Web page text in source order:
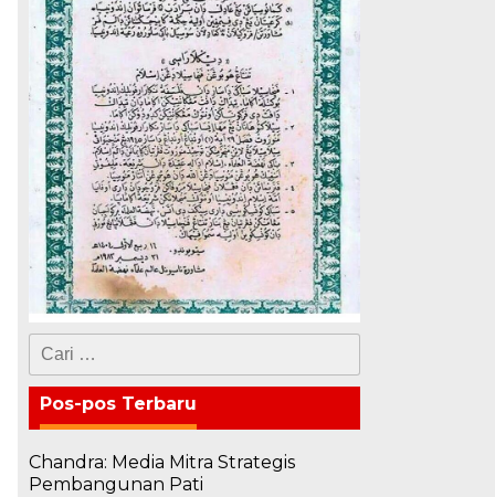
Cari
untuk:
Pos-pos Terbaru
Chandra: Media Mitra Strategis
Pembangunan Pati